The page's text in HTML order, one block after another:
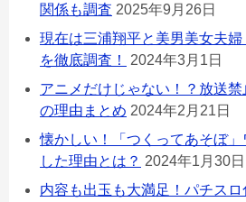
関係も調査 2025年9月26日
現在は三浦翔平と美男美女夫
を徹底調査！
2024年3月1日
アニメだけじゃない！？放送
の理由まとめ 2024年2月21日
懐かしい！「つくってあそぼ
した理由とは？ 2024年1月30日
内容も出玉も大満足！パチス